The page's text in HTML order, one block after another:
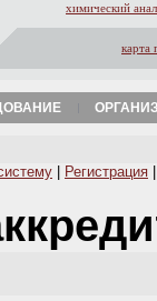
химический
карта
Регистрация